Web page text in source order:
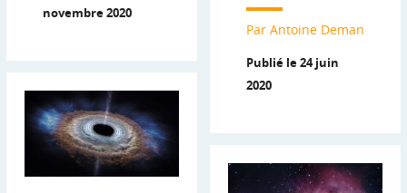
novembre 2020
Par Antoine Deman
Publié le 24 juin
2020